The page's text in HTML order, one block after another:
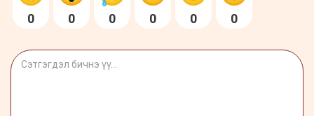
0 0 0 0 0 0